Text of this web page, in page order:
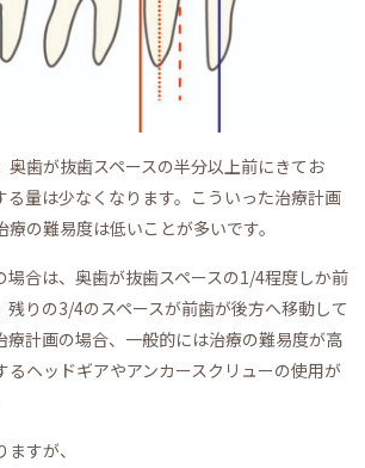
奥歯が抜歯スペースの半分以上前にきてお
る量は少なくなります。こういった治療計画
の難易度は低いことが多いです。
場合は、奥歯が抜歯スペースの1/4程度しか前
残りの3/4のスペースが前歯が後方へ移動して
療計画の場合、一般的には治療の難易度が高
るヘッドギアやアンカースクリューの使用が
すが、